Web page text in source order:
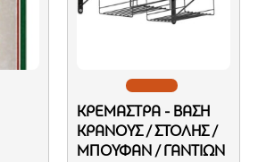
ΚΡΕΜΆΣΤΡΑ - ΒΆΣΗ
ΚΡΆΝΟΥΣ / ΣΤΟΛΉΣ /
ΜΠΟΥΦΆΝ / ΓΑΝΤΙΏΝ